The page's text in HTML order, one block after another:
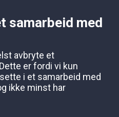
samarbeid med
avbryte et
er fordi vi kun
i et samarbeid med
ikke minst har